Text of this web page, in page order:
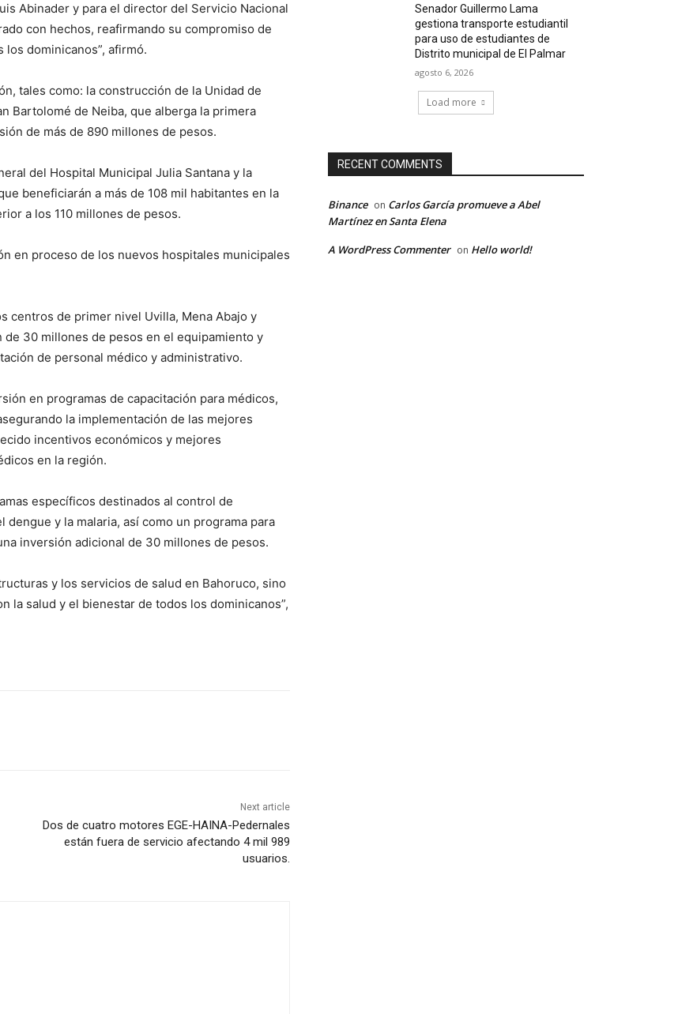
Abinader y para el director del Servicio Nacional
con hechos, reafirmando su compromiso de
dominicanos”, afirmó.
tales como: la construcción de la Unidad de
Bartolomé de Neiba, que alberga la primera
de más de 890 millones de pesos.
del Hospital Municipal Julia Santana y la
beneficiarán a más de 108 mil habitantes en la
a los 110 millones de pesos.
en proceso de los nuevos hospitales municipales
centros de primer nivel Uvilla, Mena Abajo y
de 30 millones de pesos en el equipamiento y
de personal médico y administrativo.
en programas de capacitación para médicos,
la implementación de las mejores
incentivos económicos y mejores
en la región.
específicos destinados al control de
y la malaria, así como un programa para
inversión adicional de 30 millones de pesos.
y los servicios de salud en Bahoruco, sino
la salud y el bienestar de todos los dominicanos”,
Next article
Dos de cuatro motores EGE-HAINA-Pedernales
están fuera de servicio afectando 4 mil 989
usuarios.
Senador Guillermo Lama
gestiona transporte estudiantil
para uso de estudiantes de
Distrito municipal de El Palmar
agosto 6, 2026
Load more
RECENT COMMENTS
Binance on Carlos García promueve a Abel
Martínez en Santa Elena
A WordPress Commenter on Hello world!